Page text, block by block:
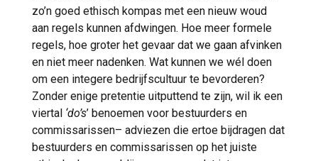
zo’n goed ethisch kompas met een nieuw woud
aan regels kunnen afdwingen. Hoe meer formele
regels, hoe groter het gevaar dat we gaan afvinken
en niet meer nadenken. Wat kunnen we wél doen
om een integere bedrijfscultuur te bevorderen?
Zonder enige pretentie uitputtend te zijn, wil ik een
viertal ‘do’s’ benoemen voor bestuurders en
commissarissen– adviezen die ertoe bijdragen dat
bestuurders en commissarissen op het juiste